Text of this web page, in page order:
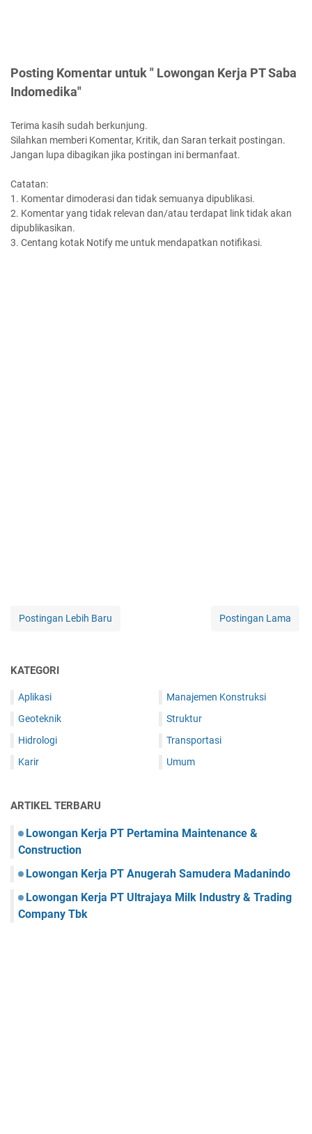
Posting Komentar untuk " Lowongan Kerja PT Saba
Indomedika"
Terima kasih sudah berkunjung.
Silahkan memberi Komentar, Kritik, dan Saran terkait postingan.
Jangan lupa dibagikan jika postingan ini bermanfaat.
Catatan:
1. Komentar dimoderasi dan tidak semuanya dipublikasi.
2. Komentar yang tidak relevan dan/atau terdapat link tidak akan
dipublikasikan.
3. Centang kotak Notify me untuk mendapatkan notifikasi.
Postingan Lebih Baru Postingan Lama
KATEGORI
Aplikasi
Geoteknik
Hidrologi
Karir
Manajemen Konstruksi
Struktur
Transportasi
Umum
ARTIKEL TERBARU
Lowongan Kerja PT Pertamina Maintenance &
Construction
Lowongan Kerja PT Anugerah Samudera Madanindo
Lowongan Kerja PT Ultrajaya Milk Industry & Trading
Company Tbk